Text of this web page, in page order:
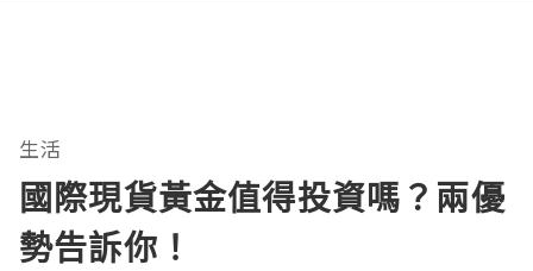
生活
國際現貨黃金值得投資嗎？兩優
勢告訴你！